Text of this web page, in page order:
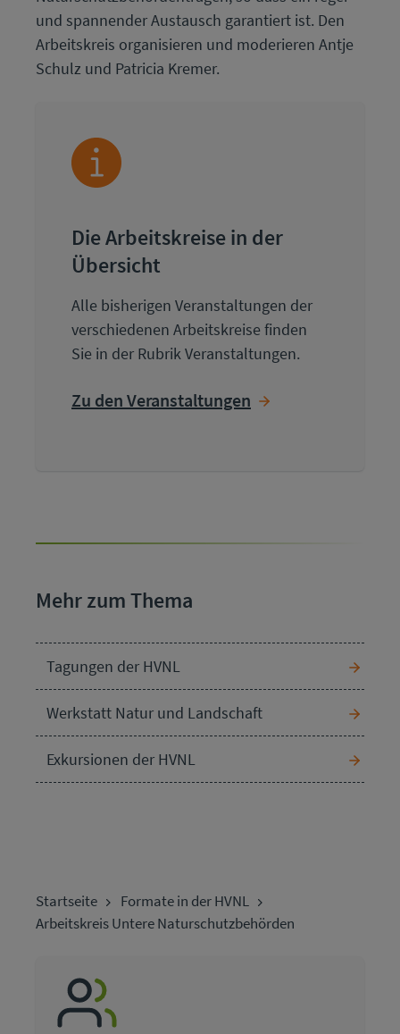
und spannender Austausch garantiert ist. Den
Arbeitskreis organisieren und moderieren Antje
Schulz und Patricia Kremer.
Die Arbeitskreise in der
Übersicht
Alle bisherigen Veranstaltungen der
verschiedenen Arbeitskreise finden
Sie in der Rubrik Veranstaltungen.
Zu den Veranstaltungen
Mehr zum Thema
Tagungen der HVNL
Werkstatt Natur und Landschaft
Exkursionen der HVNL
Startseite
Formate in der HVNL
Arbeitskreis Untere Naturschutzbehörden